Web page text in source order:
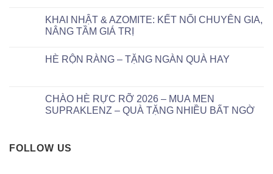
KHAI NHẬT & AZOMITE: KẾT NỐI CHUYÊN GIA,
NÂNG TẦM GIÁ TRỊ
HÈ RỘN RÀNG – TẶNG NGÀN QUÀ HAY
CHÀO HÈ RỰC RỠ 2026 – MUA MEN
SUPRAKLENZ – QUÀ TẶNG NHIỀU BẤT NGỜ
FOLLOW US